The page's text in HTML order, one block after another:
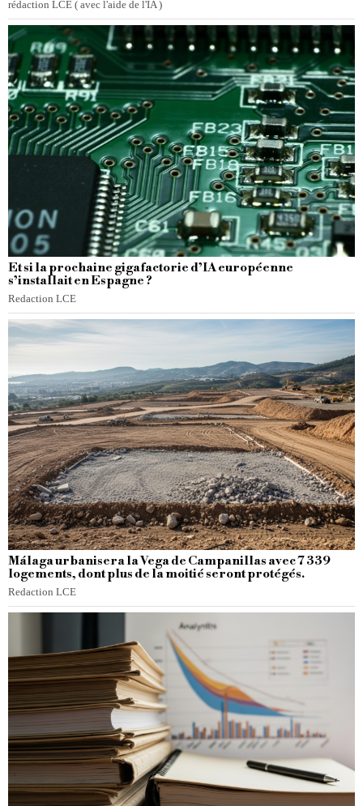
rédaction LCE ( avec l'aide de l'IA )
Et si la prochaine gigafactorie d’IA européenne
s’installait en Espagne ?
Redaction LCE
Málaga urbanisera la Vega de Campanillas avec 7 339
logements, dont plus de la moitié seront protégés.
Redaction LCE